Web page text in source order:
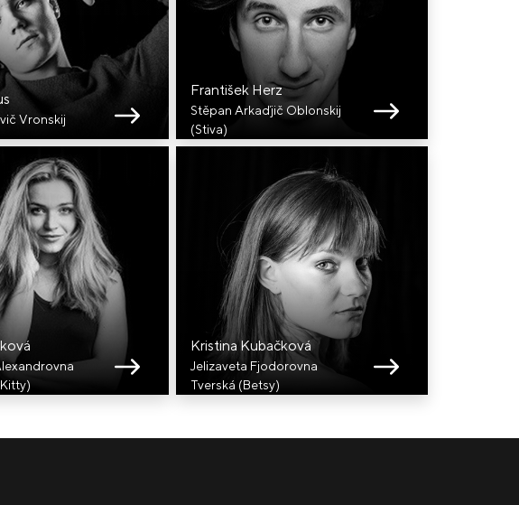
Vronskij
František Herz
Stěpan Arkaďjič Oblonskij
(Stiva)
Kristina Kubačková
Jelizaveta Fjodorovna
Tverská (Betsy)